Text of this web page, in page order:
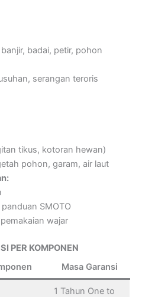
badai, petir, pohon
serangan teroris
tikus, kotoran hewan)
pohon, garam, air laut
SMOTO
wajar
PER KOMPONEN
Masa Garansi
1 Tahun One to